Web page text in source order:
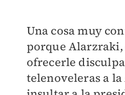
Una cosa muy
porque Alarzraki,
ofrecerle
telenoveleras a la